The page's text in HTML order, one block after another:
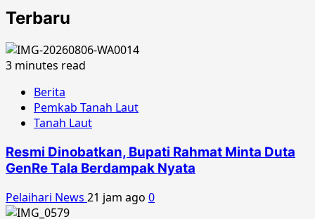
Terbaru
3 minutes read
Berita
Pemkab Tanah Laut
Tanah Laut
Resmi Dinobatkan, Bupati Rahmat Minta Duta
GenRe Tala Berdampak Nyata
Pelaihari News 21 jam ago 0